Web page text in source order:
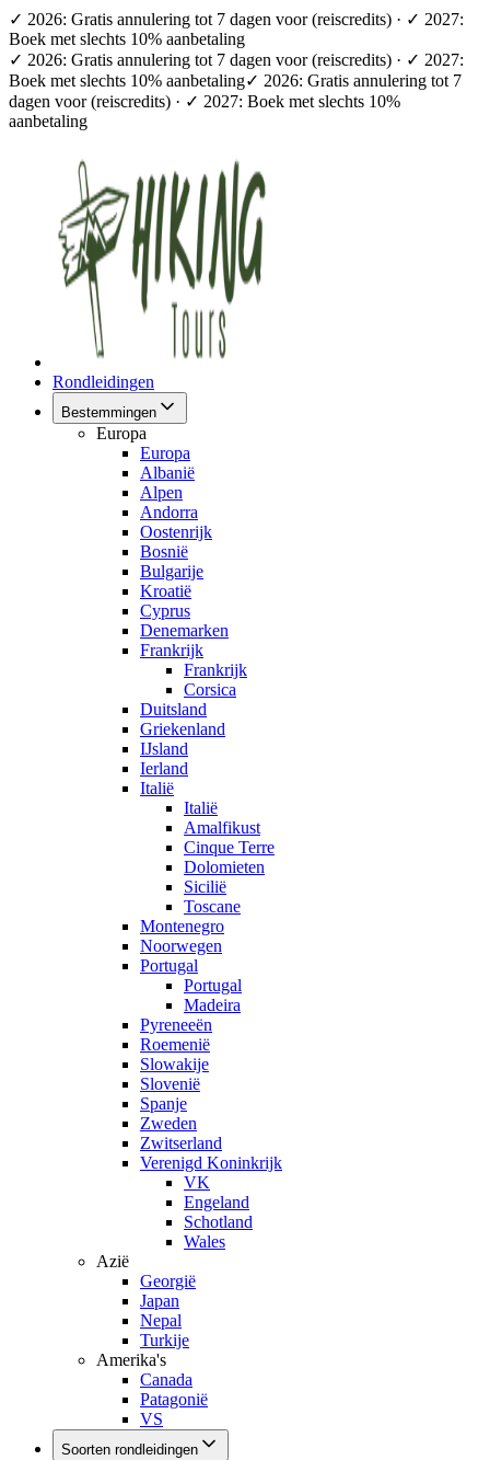
✓ 2026: Gratis annulering tot 7 dagen voor (reiscredits) · ✓ 2027:
Boek met slechts 10% aanbetaling
✓ 2026: Gratis annulering tot 7 dagen voor (reiscredits) · ✓ 2027:
Boek met slechts 10% aanbetaling✓ 2026: Gratis annulering tot 7
dagen voor (reiscredits) · ✓ 2027: Boek met slechts 10%
aanbetaling
Rondleidingen
Bestemmingen
Europa
Europa
Albanië
Alpen
Andorra
Oostenrijk
Bosnië
Bulgarije
Kroatië
Cyprus
Denemarken
Frankrijk
Frankrijk
Corsica
Duitsland
Griekenland
IJsland
Ierland
Italië
Italië
Amalfikust
Cinque Terre
Dolomieten
Sicilië
Toscane
Montenegro
Noorwegen
Portugal
Portugal
Madeira
Pyreneeën
Roemenië
Slowakije
Slovenië
Spanje
Zweden
Zwitserland
Verenigd Koninkrijk
VK
Engeland
Schotland
Wales
Azië
Georgië
Japan
Nepal
Turkije
Amerika's
Canada
Patagonië
VS
Soorten rondleidingen